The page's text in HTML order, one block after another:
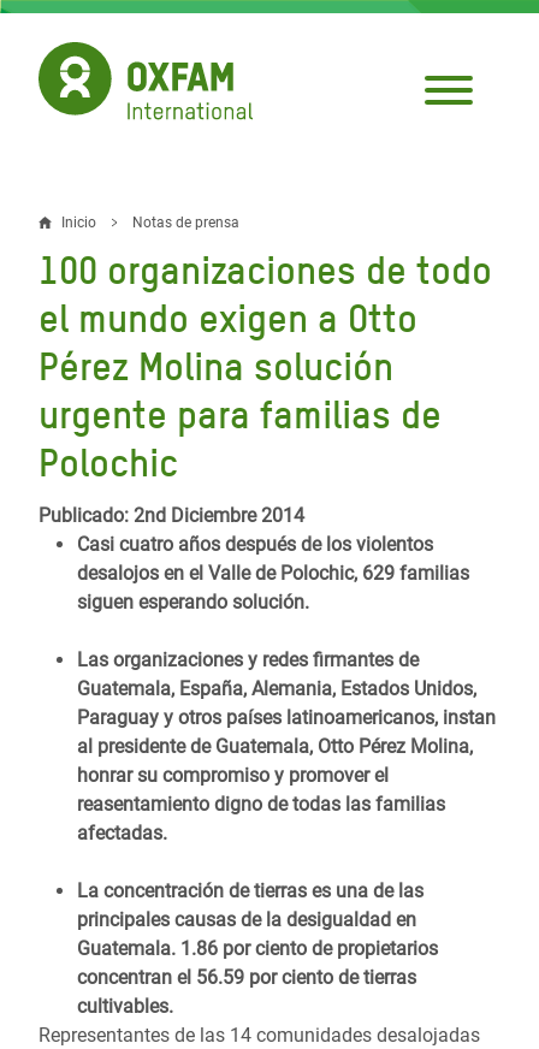
Pasar
contenido
principal
Sobrescribir
enlaces
de
ayuda
a
la
navegación
Inicio Notas de prensa
100 organizaciones de todo
el mundo exigen a Otto
Pérez Molina solución
urgente para familias de
Polochic
Publicado: 2nd Diciembre 2014
Casi cuatro años después de los violentos
desalojos en el Valle de Polochic, 629 familias
siguen esperando solución.
Las organizaciones y redes firmantes de
Guatemala, España, Alemania, Estados Unidos,
Paraguay y otros países latinoamericanos, instan
al presidente de Guatemala, Otto Pérez Molina,
honrar su compromiso y promover el
reasentamiento digno de todas las familias
afectadas.
La concentración de tierras es una de las
principales causas de la desigualdad en
Guatemala. 1.86 por ciento de propietarios
concentran el 56.59 por ciento de tierras
cultivables.
Representantes de las 14 comunidades desalojadas